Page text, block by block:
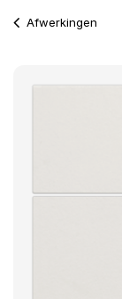
Afwerkingen